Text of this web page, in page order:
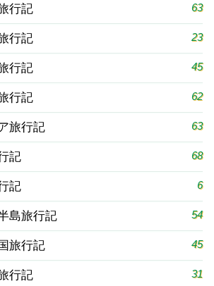
行記 63
行記 23
行記 45
行記 62
旅行記 63
記 68
記 6
島旅行記 54
旅行記 45
行記 31